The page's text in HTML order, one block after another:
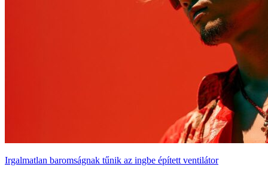
Irgalmatlan baromságnak tűnik az ingbe épített ventilátor